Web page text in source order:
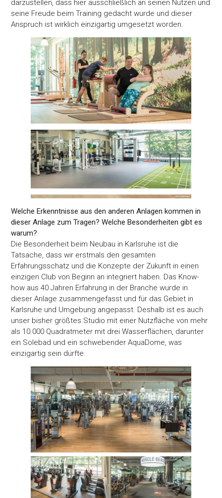
darzustellen, dass hier ausschließlich an seinen Nutzen und
seine Freude beim Training gedacht wurde und dieser
Anspruch ist wirklich einzigartig umgesetzt worden.
Welche Erkenntnisse aus den anderen Anlagen kommen in
dieser Anlage zum Tragen? Welche Besonderheiten gibt es
warum?
Die Besonderheit beim Neubau in Karlsruhe ist die
Tatsache, dass wir erstmals den gesamten
Erfahrungsschatz und die Konzepte der Zukunft in einen
einzigen Club von Beginn an integriert haben. Das Know-
how aus 40 Jahren Erfahrung in der Branche wurde in
dieser Anlage zusammengefasst und für das Gebiet in
Karlsruhe und Umgebung angepasst. Deshalb ist es auch
unser bisher größtes Studio mit einer Nutzfläche von mehr
als 10.000 Quadratmeter mit drei Wasserflächen, darunter
ein Solebad und ein schwebender AquaDome, was
einzigartig sein dürfte.